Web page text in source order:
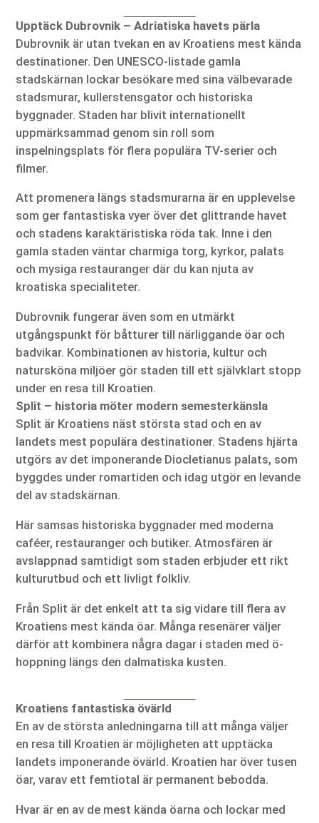
Upptäck Dubrovnik – Adriatiska havets pärla
Dubrovnik är utan tvekan en av Kroatiens mest kända
destinationer. Den UNESCO-listade gamla
stadskärnan lockar besökare med sina välbevarade
stadsmurar, kullerstensgator och historiska
byggnader. Staden har blivit internationellt
uppmärksammad genom sin roll som
inspelningsplats för flera populära TV-serier och
filmer.
Att promenera längs stadsmurarna är en upplevelse
som ger fantastiska vyer över det glittrande havet
och stadens karaktäristiska röda tak. Inne i den
gamla staden väntar charmiga torg, kyrkor, palats
och mysiga restauranger där du kan njuta av
kroatiska specialiteter.
Dubrovnik fungerar även som en utmärkt
utgångspunkt för båtturer till närliggande öar och
badvikar. Kombinationen av historia, kultur och
natursköna miljöer gör staden till ett självklart stopp
under en resa till Kroatien.
Split – historia möter modern semesterkänsla
Split är Kroatiens näst största stad och en av
landets mest populära destinationer. Stadens hjärta
utgörs av det imponerande Diocletianus palats, som
byggdes under romartiden och idag utgör en levande
del av stadskärnan.
Här samsas historiska byggnader med moderna
caféer, restauranger och butiker. Atmosfären är
avslappnad samtidigt som staden erbjuder ett rikt
kulturutbud och ett livligt folkliv.
Från Split är det enkelt att ta sig vidare till flera av
Kroatiens mest kända öar. Många resenärer väljer
därför att kombinera några dagar i staden med ö-
hoppning längs den dalmatiska kusten.
Kroatiens fantastiska övärld
En av de största anledningarna till att många väljer
en resa till Kroatien är möjligheten att upptäcka
landets imponerande övärld. Kroatien har över tusen
öar, varav ett femtiotal är permanent bebodda.
Hvar är en av de mest kända öarna och lockar med